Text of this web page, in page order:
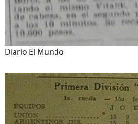
Diario El Mundo